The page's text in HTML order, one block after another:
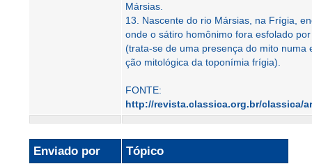
Mársias.
13. Nascente do rio Mársias, na Frígia,
onde o sátiro homônimo fora esfolado por
(trata-se de uma presença do mito numa
ção mitológica da toponímia frígia).
FONTE:
http://revista.classica.org.br/classica/
Enviado por Tópico